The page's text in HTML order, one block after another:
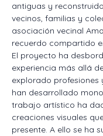
antiguas y
vecinos, familias y
asociación vecinal
recuerdo compartido
El proyecto ha
experiencia más allá
explorado
han desarrollado
trabajo artístico ha
creaciones visuales
presente. A ello se ha